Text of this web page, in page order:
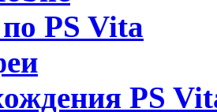
PS Vita
PS